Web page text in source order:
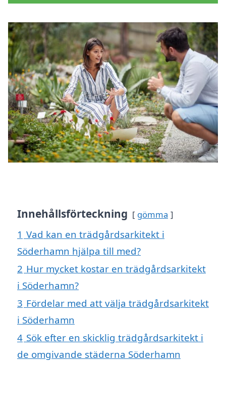
Innehållsförteckning gömma
1 Vad kan en trädgårdsarkitekt i
Söderhamn hjälpa till med?
2 Hur mycket kostar en trädgårdsarkitekt
i Söderhamn?
3 Fördelar med att välja trädgårdsarkitekt
i Söderhamn
4 Sök efter en skicklig trädgårdsarkitekt i
de omgivande städerna Söderhamn